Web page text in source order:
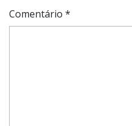
Comentário *